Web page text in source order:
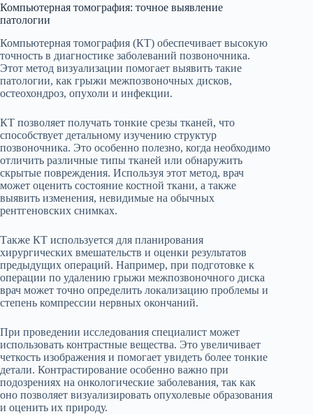
Компьютерная томография: точное выявление
патологии
Компьютерная томография (КТ) обеспечивает высокую
точность в диагностике заболеваний позвоночника.
Этот метод визуализации помогает выявить такие
патологии, как грыжи межпозвоночных дисков,
остеохондроз, опухоли и инфекции.
КТ позволяет получать тонкие срезы тканей, что
способствует детальному изучению структур
позвоночника. Это особенно полезно, когда необходимо
отличить различные типы тканей или обнаружить
скрытые повреждения. Используя этот метод, врач
может оценить состояние костной ткани, а также
выявить изменения, невидимые на обычных
рентгеновских снимках.
Также КТ используется для планирования
хирургических вмешательств и оценки результатов
предыдущих операций. Например, при подготовке к
операции по удалению грыжи межпозвоночного диска
врач может точно определить локализацию проблемы и
степень компрессии нервных окончаний.
При проведении исследования специалист может
использовать контрастные вещества. Это увеличивает
четкость изображения и помогает увидеть более тонкие
детали. Контрастирование особенно важно при
подозрениях на онкологические заболевания, так как
оно позволяет визуализировать опухолевые образования
и оценить их природу.